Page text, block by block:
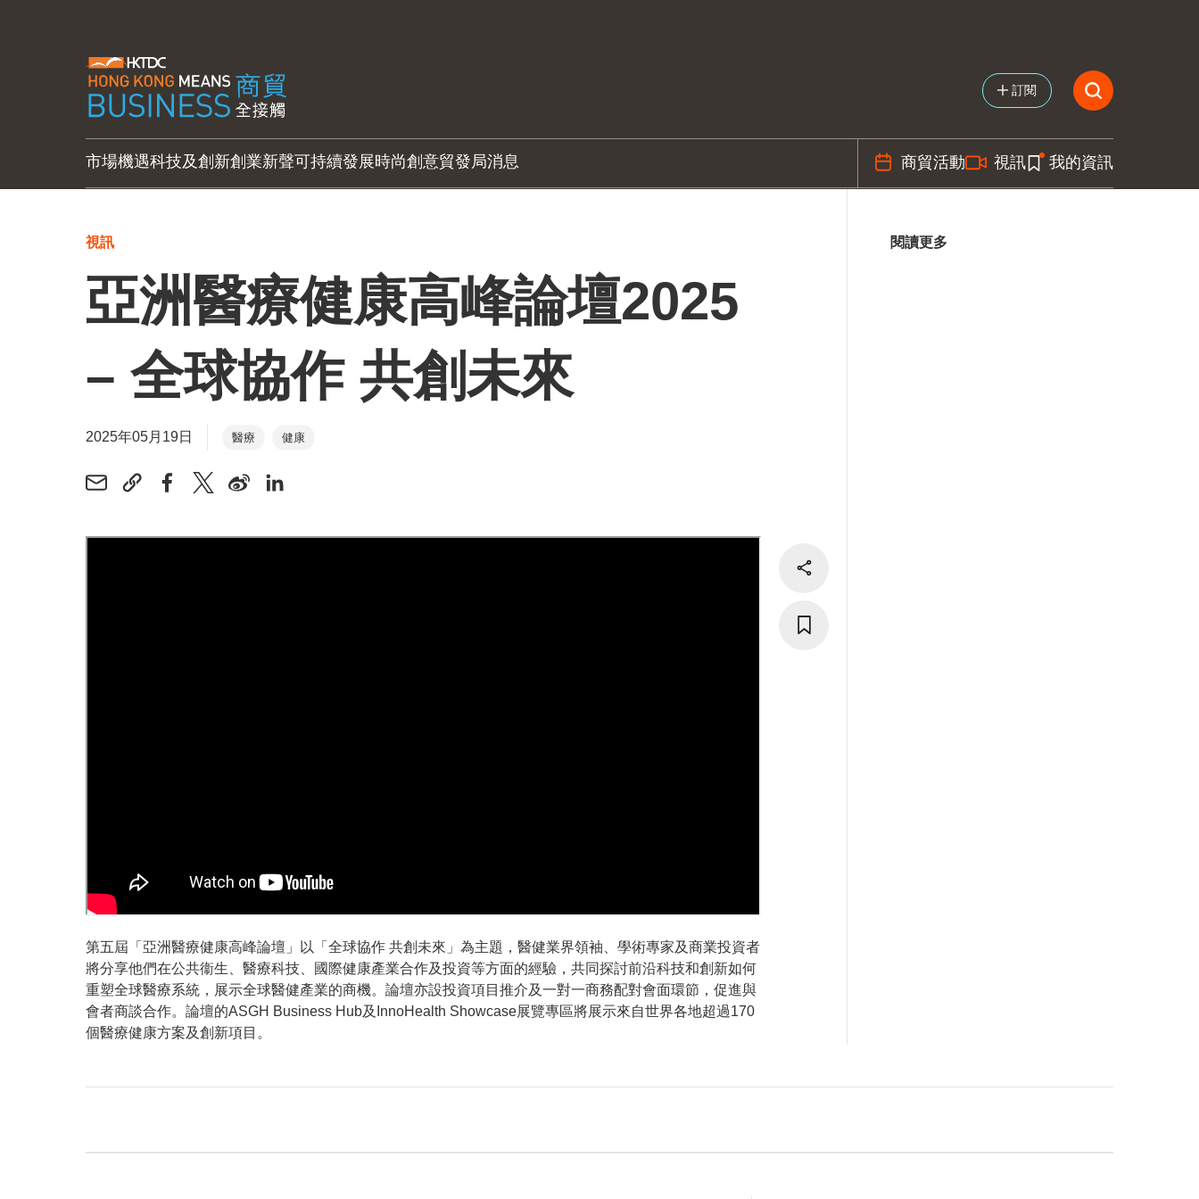
訂閱
市場機遇科技及創新創業新聲可持續發展時尚創意貿發局消息 商貿活動 視訊 我的資訊
視訊
亞洲醫療健康高峰論壇2025
– 全球協作 共創未來
2025年05月19日 醫療 健康
第五屆「亞洲醫療健康高峰論壇」以「全球協作 共創未來」為主題，醫健業界領袖、學術專家及商業投資者
將分享他們在公共衞生、醫療科技、國際健康產業合作及投資等方面的經驗，共同探討前沿科技和創新如何
重塑全球醫療系統，展示全球醫健產業的商機。論壇亦設投資項目推介及一對一商務配對會面環節，促進與
會者商談合作。論壇的ASGH Business Hub及InnoHealth Showcase展覽專區將展示來自世界各地超過170
個醫療健康方案及創新項目。
閱讀更多